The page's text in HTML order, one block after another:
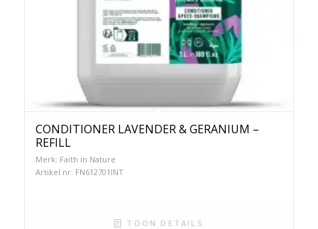
CONDITIONER LAVENDER & GERANIUM –
REFILL
Merk: Faith in Nature
Artikel nr: FN612701INT
TOON DETAILS